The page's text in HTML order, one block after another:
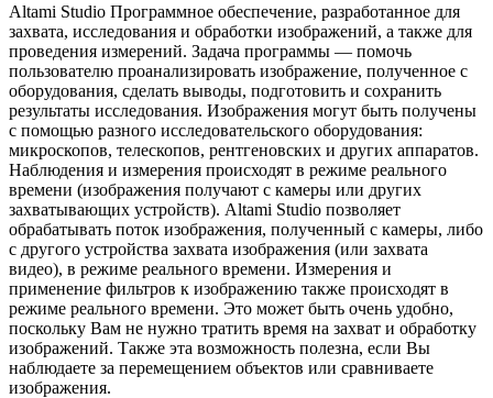
Altami Studio Программное обеспечение, разработанное для
захвата, исследования и обработки изображений, а также для
проведения измерений. Задача программы — помочь
пользователю проанализировать изображение, полученное с
оборудования, сделать выводы, подготовить и сохранить
результаты исследования. Изображения могут быть получены
с помощью разного исследовательского оборудования:
микроскопов, телескопов, рентгеновских и других аппаратов.
Наблюдения и измерения происходят в режиме реального
времени (изображения получают с камеры или других
захватывающих устройств). Altami Studio позволяет
обрабатывать поток изображения, полученный с камеры, либо
с другого устройства захвата изображения (или захвата
видео), в режиме реального времени. Измерения и
применение фильтров к изображению также происходят в
режиме реального времени. Это может быть очень удобно,
поскольку Вам не нужно тратить время на захват и обработку
изображений. Также эта возможность полезна, если Вы
наблюдаете за перемещением объектов или сравниваете
изображения.